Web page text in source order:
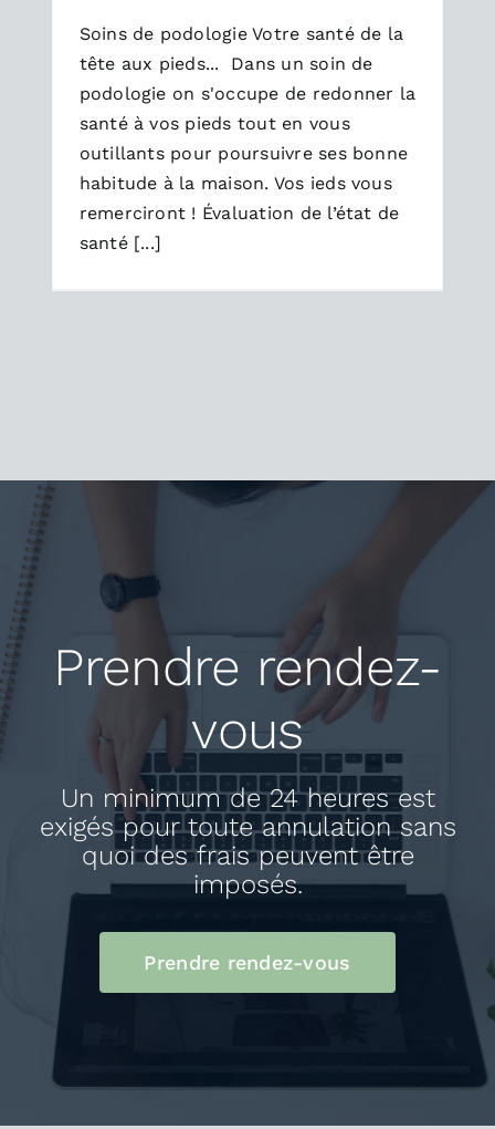
Soins de podologie Votre santé de la
tête aux pieds... Dans un soin de
podologie on s'occupe de redonner la
santé à vos pieds tout en vous
outillants pour poursuivre ses bonne
habitude à la maison. Vos ieds vous
remerciront ! Évaluation de l’état de
santé [...]
Prendre rendez-
vous
Un minimum de24 heuresest
exigés pour toute annulation sans
quoi des frais peuvent être
imposés.
Prendre rendez-vous